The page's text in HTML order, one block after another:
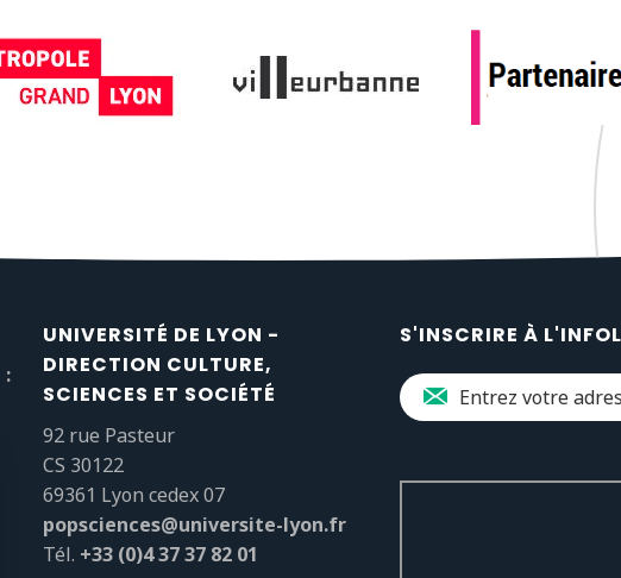
:
UNIVERSITÉ DE LYON -
DIRECTION CULTURE,
SCIENCES ET SOCIÉTÉ
92 rue Pasteur
CS 30122
69361 Lyon cedex 07
popsciences@universite-lyon.fr
Tél. +33 (0)4 37 37 82 01
S'INSCRIRE À